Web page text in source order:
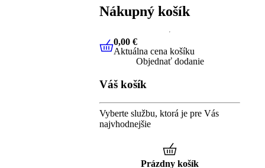
Nákupný košík
0,00 €Aktuálna cena košíku
0,00 €
Aktuálna cena košíku
Objednať dodanie
Váš košík
Vyberte službu, ktorá je pre Vás
najvhodnejšie
Prázdny košík